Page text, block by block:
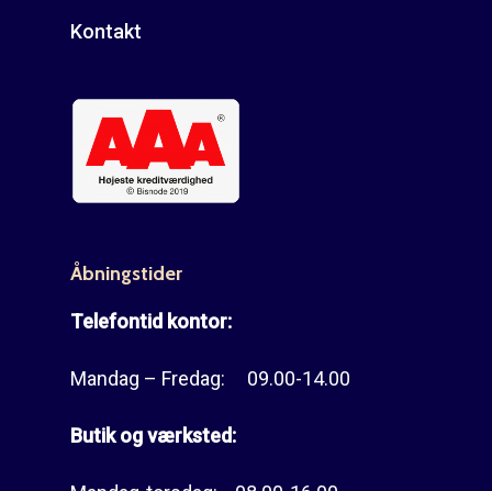
Kontakt
Åbningstider
Telefontid kontor:
Mandag – Fredag: 09.00-14.00
Butik og værksted: